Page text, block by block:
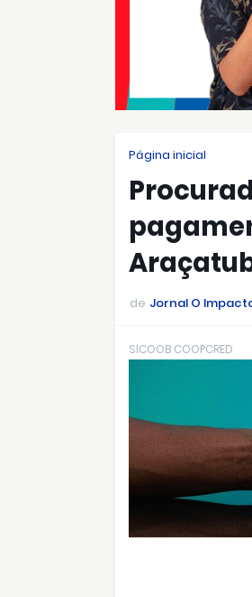
Página inicial
de Jornal O
SICOOB COOPCRED